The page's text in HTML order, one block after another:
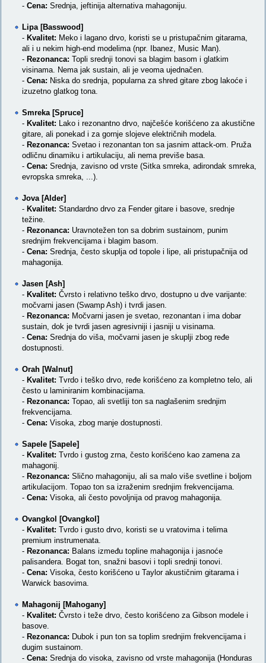
- Cena: Srednja, jeftinija alternativa mahagoniju.
Lipa [Basswood]
- Kvalitet: Meko i lagano drvo, koristi se u pristupačnim gitarama,
ali i u nekim high-end modelima (npr. Ibanez, Music Man).
- Rezonanca: Topli srednji tonovi sa blagim basom i glatkim
visinama. Nema jak sustain, ali je veoma ujednačen.
- Cena: Niska do srednja, popularna za shred gitare zbog lakoće i
izuzetno glatkog tona.
Smreka [Spruce]
- Kvalitet: Lako i rezonantno drvo, najčešće korišćeno za akustične
gitare, ali ponekad i za gornje slojeve električnih modela.
- Rezonanca: Svetao i rezonantan ton sa jasnim attack-om. Pruža
odličnu dinamiku i artikulaciju, ali nema previše basa.
- Cena: Srednja, zavisno od vrste (Sitka smreka, adirondak smreka,
evropska smreka, ...).
Jova [Alder]
- Kvalitet: Standardno drvo za Fender gitare i basove, srednje
težine.
- Rezonanca: Uravnotežen ton sa dobrim sustainom, punim
srednjim frekvencijama i blagim basom.
- Cena: Srednja, često skuplja od topole i lipe, ali pristupačnija od
mahagonija.
Jasen [Ash]
- Kvalitet: Čvrsto i relativno teško drvo, dostupno u dve varijante:
močvarni jasen (Swamp Ash) i tvrdi jasen.
- Rezonanca: Močvarni jasen je svetao, rezonantan i ima dobar
sustain, dok je tvrdi jasen agresivniji i jasniji u visinama.
- Cena: Srednja do viša, močvarni jasen je skuplji zbog ređe
dostupnosti.
Orah [Walnut]
- Kvalitet: Tvrdo i teško drvo, ređe korišćeno za kompletno telo, ali
često u laminiranim kombinacijama.
- Rezonanca: Topao, ali svetliji ton sa naglašenim srednjim
frekvencijama.
- Cena: Visoka, zbog manje dostupnosti.
Sapele [Sapele]
- Kvalitet: Tvrdo i gustog zrna, često korišćeno kao zamena za
mahagonij.
- Rezonanca: Slično mahagoniju, ali sa malo više svetline i boljom
artikulacijom. Topao ton sa izraženim srednjim frekvencijama.
- Cena: Visoka, ali često povoljnija od pravog mahagonija.
Ovangkol [Ovangkol]
- Kvalitet: Tvrdo i gusto drvo, koristi se u vratovima i telima
premium instrumenata.
- Rezonanca: Balans između topline mahagonija i jasnoće
palisandera. Bogat ton, snažni basovi i topli srednji tonovi.
- Cena: Visoka, često korišćeno u Taylor akustičnim gitarama i
Warwick basovima.
Mahagonij [Mahogany]
- Kvalitet: Čvrsto i teže drvo, često korišćeno za Gibson modele i
basove.
- Rezonanca: Dubok i pun ton sa toplim srednjim frekvencijama i
dugim sustainom.
- Cena: Srednja do visoka, zavisno od vrste mahagonija (Honduras